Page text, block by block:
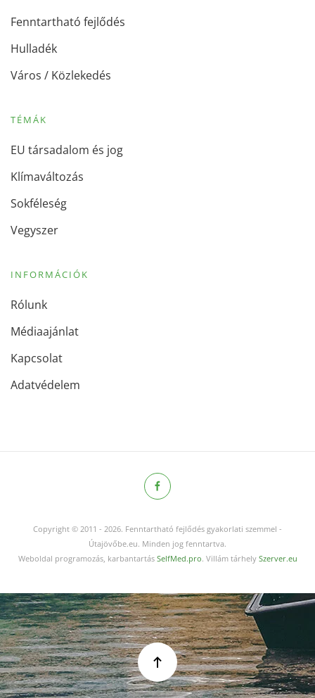
Fenntartható fejlődés
Hulladék
Város / Közlekedés
TÉMÁK
EU társadalom és jog
Klímaváltozás
Sokféleség
Vegyszer
INFORMÁCIÓK
Rólunk
Médiaajánlat
Kapcsolat
Adatvédelem
Copyright © 2011 - 2026. Fenntartható fejlődés gyakorlati szemmel -
Útajövőbe.eu. Minden jog fenntartva.
Weboldal programozás, karbantartás SelfMed.pro. Villám tárhely Szerver.eu